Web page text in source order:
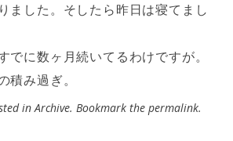
ました。そしたら昨日は寝てまし
でに数ヶ月続いてるわけですが。
積み過ぎ。
inArchive. Bookmark the permalink.